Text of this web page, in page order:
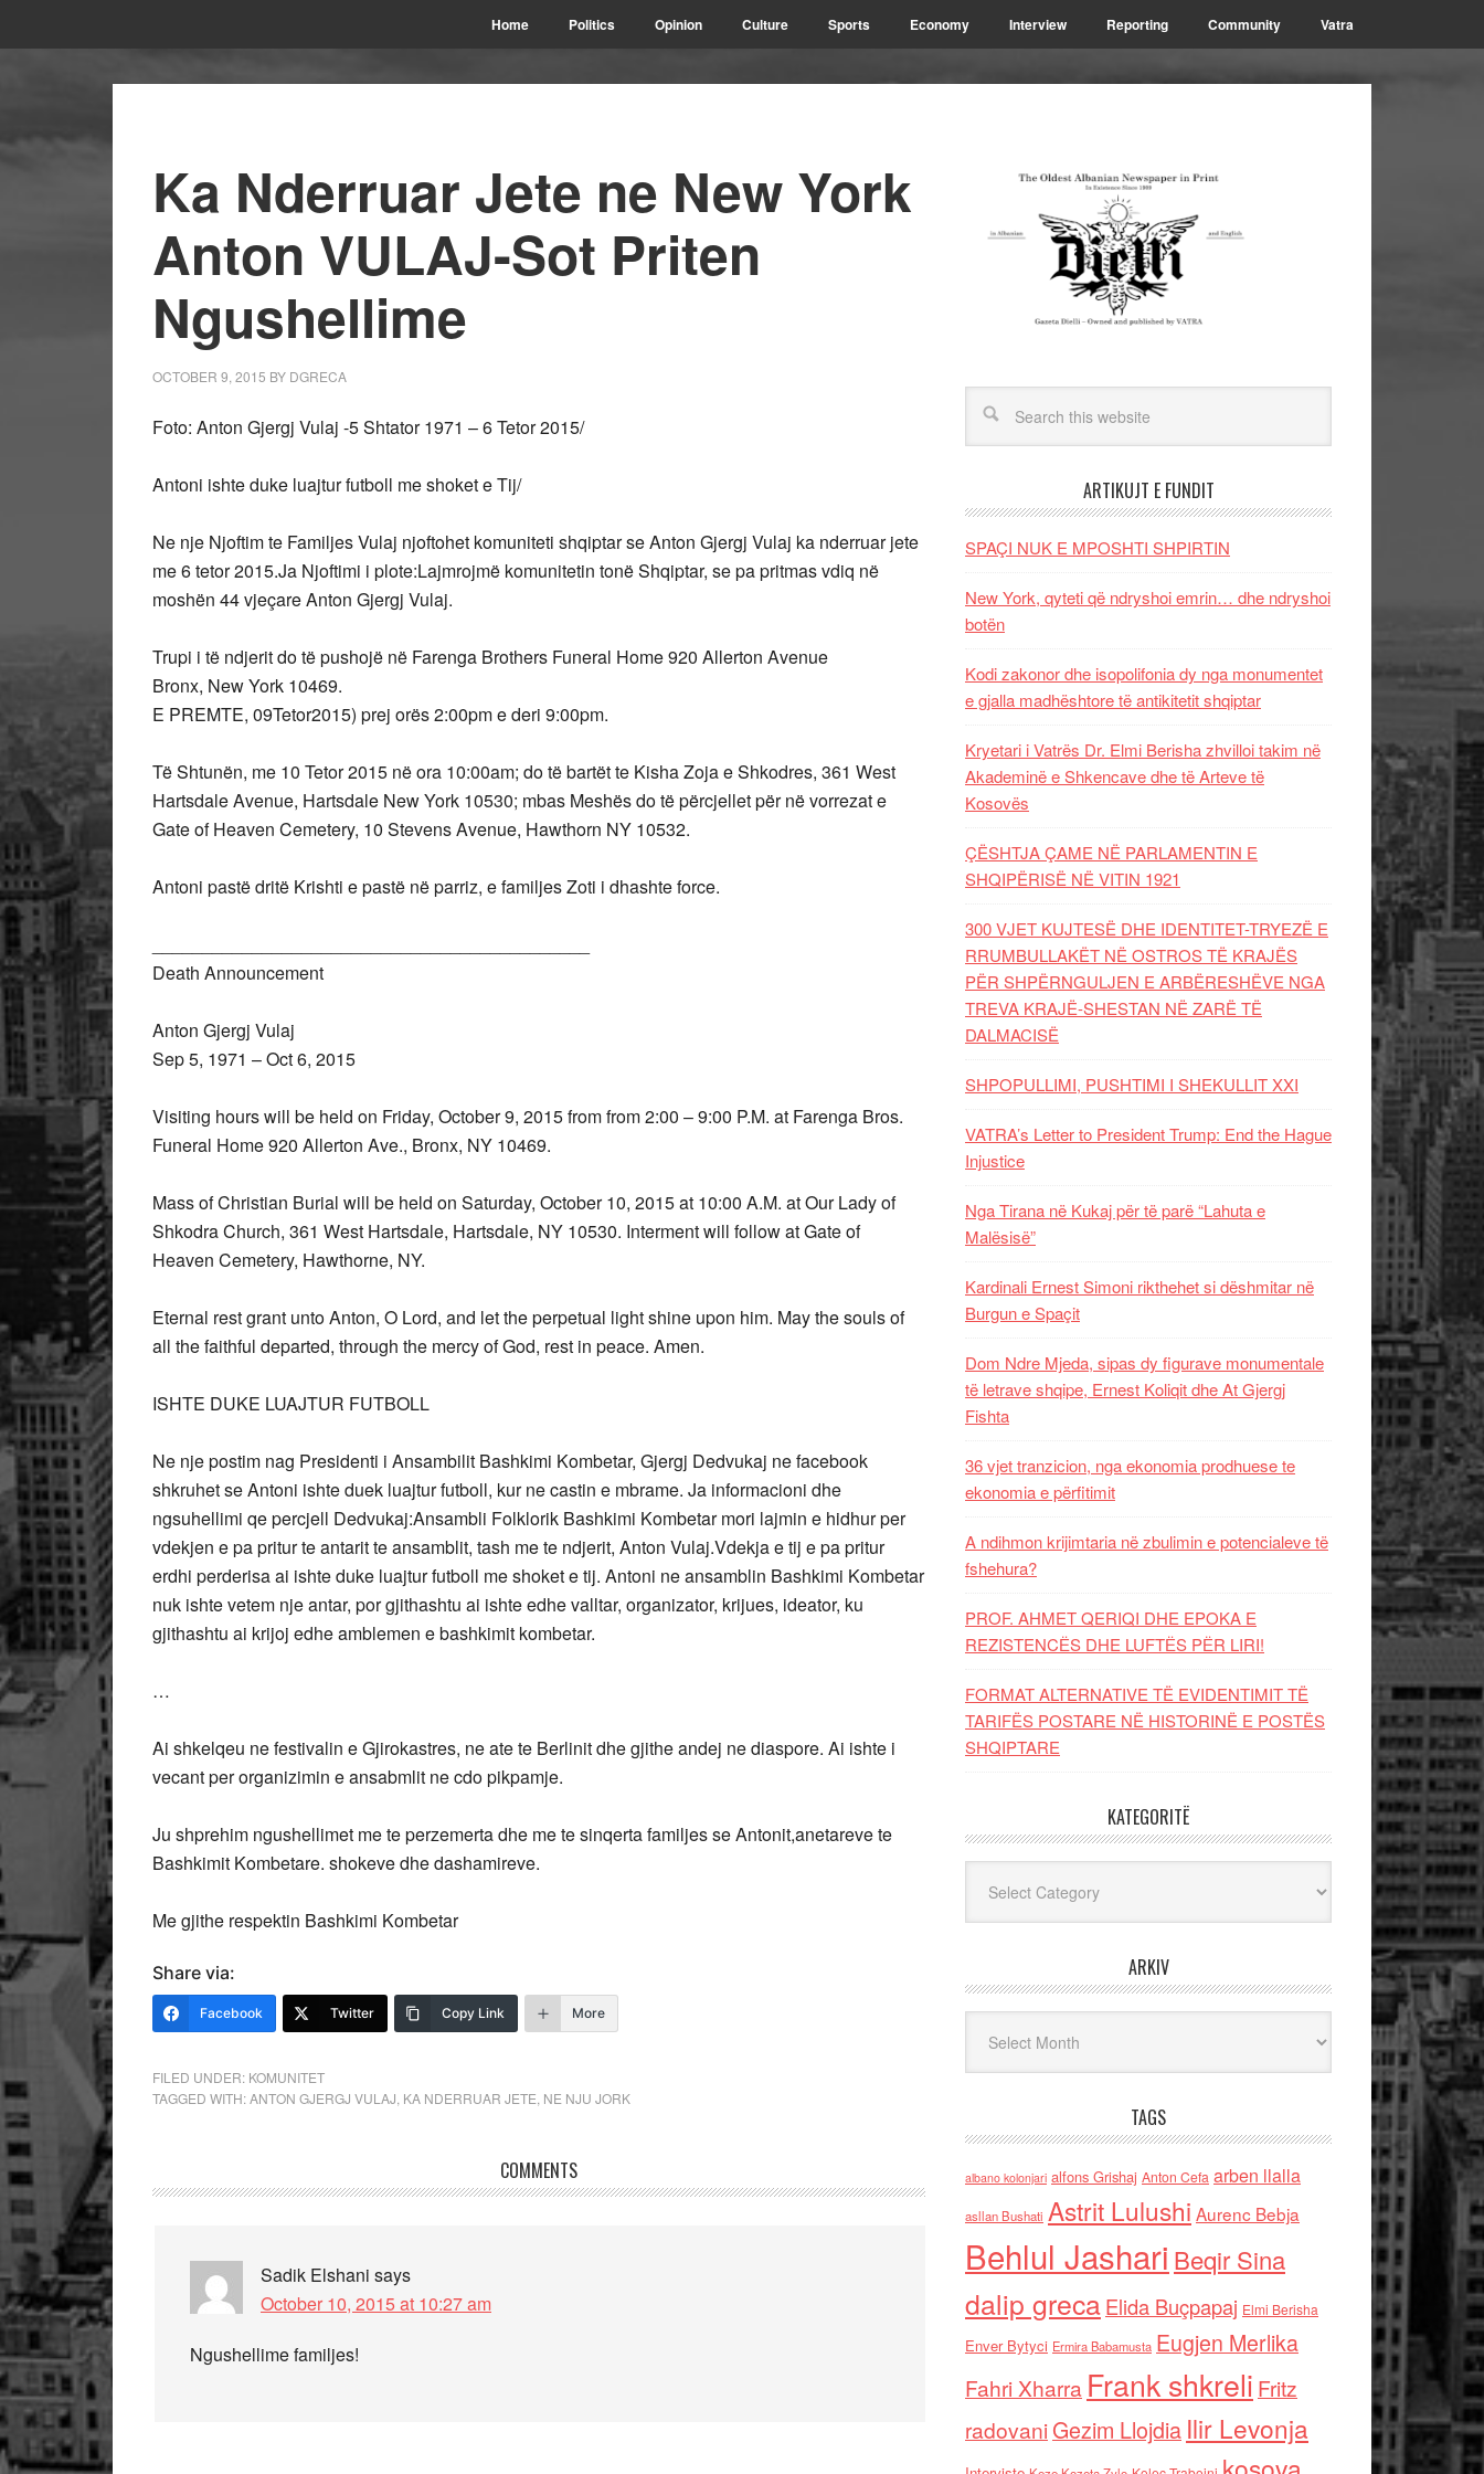
Home Politics Opinion Culture Sports Economy Interview Reporting Community Vatra
Ka Nderruar Jete ne New York
Anton VULAJ-Sot Priten
Ngushellime
OCTOBER 9, 2015 BY DGRECA
Foto: Anton Gjergj Vulaj -5 Shtator 1971 – 6 Tetor 2015/
Antoni ishte duke luajtur futboll me shoket e Tij/
Ne nje Njoftim te Familjes Vulaj njoftohet komuniteti shqiptar se Anton Gjergj Vulaj ka nderruar jete
me 6 tetor 2015.Ja Njoftimi i plote:Lajmrojmë komunitetin tonë Shqiptar, se pa pritmas vdiq në
moshën 44 vjeçare Anton Gjergj Vulaj.
Trupi i të ndjerit do të pushojë në Farenga Brothers Funeral Home 920 Allerton Avenue
Bronx, New York 10469.
E PREMTE, 09Tetor2015) prej orës 2:00pm e deri 9:00pm.
Të Shtunën, me 10 Tetor 2015 në ora 10:00am; do të bartët te Kisha Zoja e Shkodres, 361 West
Hartsdale Avenue, Hartsdale New York 10530; mbas Meshës do të përcjellet për në vorrezat e
Gate of Heaven Cemetery, 10 Stevens Avenue, Hawthorn NY 10532.
Antoni pastë dritë Krishti e pastë në parriz, e familjes Zoti i dhashte force.
Death Announcement
Anton Gjergj Vulaj
Sep 5, 1971 – Oct 6, 2015
Visiting hours will be held on Friday, October 9, 2015 from from 2:00 – 9:00 P.M. at Farenga Bros.
Funeral Home 920 Allerton Ave., Bronx, NY 10469.
Mass of Christian Burial will be held on Saturday, October 10, 2015 at 10:00 A.M. at Our Lady of
Shkodra Church, 361 West Hartsdale, Hartsdale, NY 10530. Interment will follow at Gate of
Heaven Cemetery, Hawthorne, NY.
Eternal rest grant unto Anton, O Lord, and let the perpetual light shine upon him. May the souls of
all the faithful departed, through the mercy of God, rest in peace. Amen.
ISHTE DUKE LUAJTUR FUTBOLL
Ne nje postim nag Presidenti i Ansambilit Bashkimi Kombetar, Gjergj Dedvukaj ne facebook
shkruhet se Antoni ishte duek luajtur futboll, kur ne castin e mbrame. Ja informacioni dhe
ngsuhellimi qe percjell Dedvukaj:Ansambli Folklorik Bashkimi Kombetar mori lajmin e hidhur per
vdekjen e pa pritur te antarit te ansamblit, tash me te ndjerit, Anton Vulaj.Vdekja e tij e pa pritur
erdhi perderisa ai ishte duke luajtur futboll me shoket e tij. Antoni ne ansamblin Bashkimi Kombetar
nuk ishte vetem nje antar, por gjithashtu ai ishte edhe valltar, organizator, krijues, ideator, ku
gjithashtu ai krijoj edhe amblemen e bashkimit kombetar.
…
Ai shkelqeu ne festivalin e Gjirokastres, ne ate te Berlinit dhe gjithe andej ne diaspore. Ai ishte i
vecant per organizimin e ansabmlit ne cdo pikpamje.
Ju shprehim ngushellimet me te perzemerta dhe me te sinqerta familjes se Antonit,anetareve te
Bashkimit Kombetare. shokeve dhe dashamireve.
Me gjithe respektin Bashkimi Kombetar
Share via:
Facebook Twitter Copy Link More
FILED UNDER: KOMUNITET
TAGGED WITH:ANTON GJERGJ VULAJ KA NDERRUAR JETE NE NJU JORK
COMMENTS
Sadik Elshani says
October 10, 2015 at 10:27 am
Ngushellime familjes!
ARTIKUJT E FUNDIT
SPAÇI NUK E MPOSHTI SHPIRTIN
New York, qyteti që ndryshoi emrin… dhe ndryshoi
botën
Kodi zakonor dhe isopolifonia dy nga monumentet
e gjalla madhështore të antikitetit shqiptar
Kryetari i Vatrës Dr. Elmi Berisha zhvilloi takim në
Akademinë e Shkencave dhe të Arteve të
Kosovës
ÇËSHTJA ÇAME NË PARLAMENTIN E
SHQIPËRISË NË VITIN 1921
300 VJET KUJTESË DHE IDENTITET-TRYEZË E
RRUMBULLAKËT NË OSTROS TË KRAJËS
PËR SHPËRNGULJEN E ARBËRESHËVE NGA
TREVA KRAJË-SHESTAN NË ZARË TË
DALMACISË
SHPOPULLIMI, PUSHTIMI I SHEKULLIT XXI
VATRA’s Letter to President Trump: End the Hague
Injustice
Nga Tirana në Kukaj për të parë “Lahuta e
Malësisë”
Kardinali Ernest Simoni rikthehet si dëshmitar në
Burgun e Spaçit
Dom Ndre Mjeda, sipas dy figurave monumentale
të letrave shqipe, Ernest Koliqit dhe At Gjergj
Fishta
36 vjet tranzicion, nga ekonomia prodhuese te
ekonomia e përfitimit
A ndihmon krijimtaria në zbulimin e potencialeve të
fshehura?
PROF. AHMET QERIQI DHE EPOKA E
REZISTENCЁS DHE LUFTЁS PЁR LIRI!
FORMAT ALTERNATIVE TË EVIDENTIMIT TË
TARIFËS POSTARE NË HISTORINË E POSTËS
SHQIPTARE
KATEGORITË
ARKIV
TAGS
albano kolonjari alfons Grishaj Anton Cefa arben llalla
asllan Bushati Astrit Lulushi Aurenc Bebja
Behlul Jashari Beqir Sina
dalip grecaElida Buçpapaj Elmi Berisha
Enver Bytyci Ermira Babamusta Eugjen Merlika
Fahri Xharra Frank shkreli Fritz
radovaniGezim Llojdia Ilir Levonja